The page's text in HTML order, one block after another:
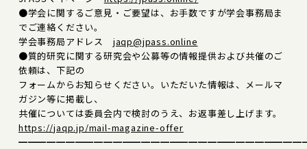
●学会に関するご意見・ご要望は、お手数ですが学会事務局ま
でご連絡ください。
学会事務局アドレス jaqp@jpass.online
●質的研究に関する研究会や公募等の情報提供および共催のご
依頼は、下記の
フォームからお知らせください。いただいた情報は、メールマ
ガジン等に掲載し、
共催については委員会内で検討のうえ、お返事差し上げます。
https://jaqp.jp/mail-magazine-offer